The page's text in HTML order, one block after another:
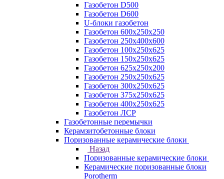
Газобетон D500
Газобетон D600
U-блоки газобетон
Газобетон 600x250x250
Газобетон 250x400x600
Газобетон 100х250х625
Газобетон 150х250х625
Газобетон 625х250х200
Газобетон 250х250х625
Газобетон 300х250х625
Газобетон 375х250х625
Газобетон 400х250х625
Газобетон ЛСР
Газобетонные перемычки
Керамзитобетонные блоки
Поризованные керамические блоки
Назад
Поризованные керамические блоки
Керамические поризованные блоки
Porotherm